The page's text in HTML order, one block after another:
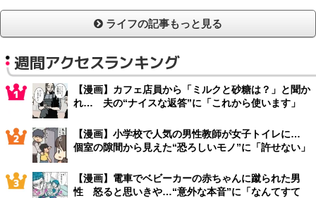
ライフの記事もっと見る
週間アクセスランキング
【漫画】カフェ店員から「ミルクと砂糖は？」と聞か
れ… 夫の“ナイスな返答”に「これから使います」
【漫画】小学校で人気の男性教師が女子トイレに…
個室の隙間から見えた“恐ろしいモノ”に「許せない」
【漫画】電車でベビーカーの赤ちゃんに蹴られた男
性 怒ると思いきや…“意外な本音”に「なんてすて